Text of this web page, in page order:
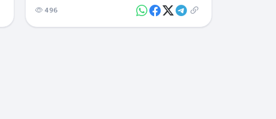
नवनिर्वाचित पदाधिकारियों के सम्मान में एक अत्यंत
गरिमामय एवं भव्य "इन्वेस्टिचर सेरेमनी"…
496